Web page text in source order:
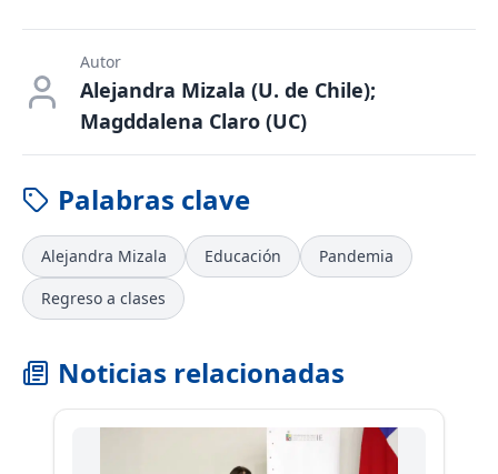
Autor
Alejandra Mizala (U. de Chile);
Magddalena Claro (UC)
Palabras clave
Alejandra Mizala Educación
Pandemia
Regreso a clases
Noticias relacionadas